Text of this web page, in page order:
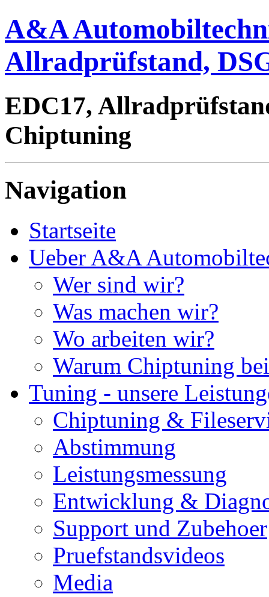
A&A
Allradprüfstand,
EDC17,
Chiptuning
Navigation
Startseite
Ueber A&A
Wer sind wir?
Was machen wir?
Wo arbeiten wir?
Warum Chiptuning
Tuning - unsere
Chiptuning &
Abstimmung
Leistungsmessung
Entwicklung &
Support und Zubehoer
Pruefstandsvideos
Media